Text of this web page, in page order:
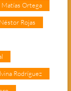
Matías Ortega
Néstor Rojas
Rodríguez